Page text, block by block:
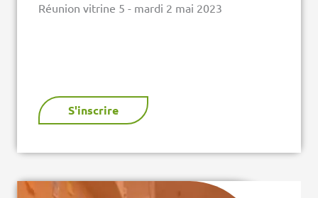
Réunion vitrine 5 - mardi 2 mai 2023
S'inscrire